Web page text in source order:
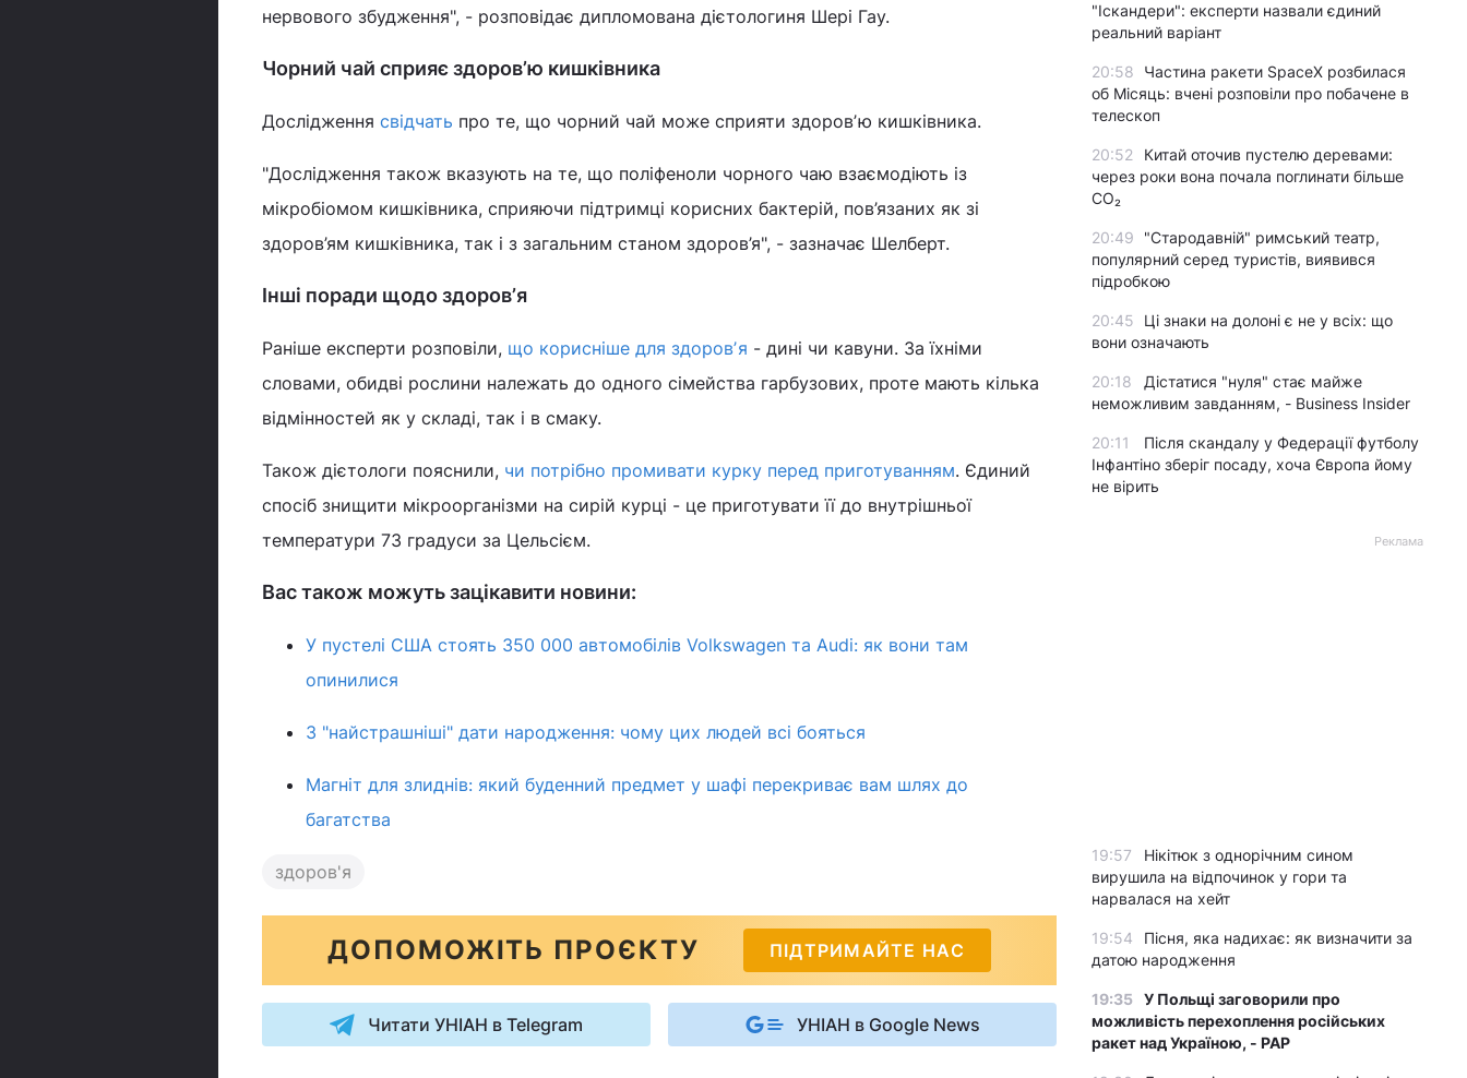
нервового збудження", - розповідає дипломована дієтологиня Шері Гау.
Чорний чай сприяє здоров’ю кишківника
Дослідження свідчать про те, що чорний чай може сприяти здоровʼю кишківника.
"Дослідження також вказують на те, що поліфеноли чорного чаю взаємодіють із
мікробіомом кишківника, сприяючи підтримці корисних бактерій, пов’язаних як зі
здоров’ям кишківника, так і з загальним станом здоров’я", - зазначає Шелберт.
Інші поради щодо здоровʼя
Раніше експерти розповіли, що корисніше для здоровʼя - дині чи кавуни. За їхніми
словами, обидві рослини належать до одного сімейства гарбузових, проте мають кілька
відмінностей як у складі, так і в смаку.
Також дієтологи пояснили, чи потрібно промивати курку перед приготуванням. Єдиний
спосіб знищити мікроорганізми на сирій курці - це приготувати її до внутрішньої
температури 73 градуси за Цельсієм.
Вас також можуть зацікавити новини:
У пустелі США стоять 350 000 автомобілів Volkswagen та Audi: як вони там
опинилися
3 "найстрашніші" дати народження: чому цих людей всі бояться
Магніт для злиднів: який буденний предмет у шафі перекриває вам шлях до
багатства
здоров'я
ДОПОМОЖІТЬ ПРОЄКТУ ПІДТРИМАЙТЕ НАС
Читати УНІАН в Telegram УНІАН в Google News
"Іскандери": експерти назвали єдиний
реальний варіант
20:58
Частина ракети SpaceX розбилася
об Місяць: вчені розповіли про побачене в
телескоп
20:52
Китай оточив пустелю деревами:
через роки вона почала поглинати більше
CO₂
20:49
"Стародавній" римський театр,
популярний серед туристів, виявився
підробкою
20:45
Ці знаки на долоні є не у всіх: що
вони означають
20:18
Дістатися "нуля" стає майже
неможливим завданням, - Business Insider
20:11
Після скандалу у Федерації футболу
Інфантіно зберіг посаду, хоча Європа йому
не вірить
Реклама
19:57
Нікітюк з однорічним сином
вирушила на відпочинок у гори та
нарвалася на хейт
19:54
Пісня, яка надихає: як визначити за
датою народження
19:35 У Польщі заговорили про
можливість перехоплення російських
ракет над Україною, - PAP